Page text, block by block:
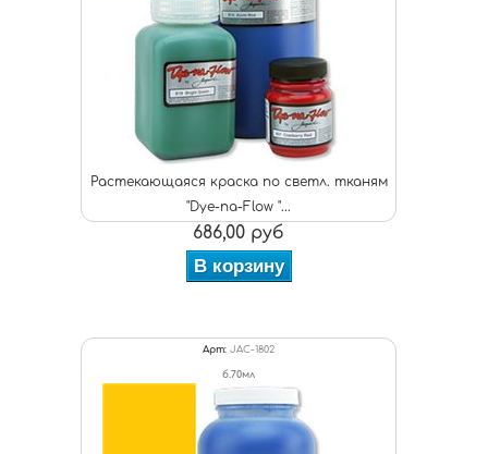
Растекающаяся краска по светл. тканям
"Dye-na-Flow "...
686,00 руб
В корзину
Арт: JAC-1802
б.70мл